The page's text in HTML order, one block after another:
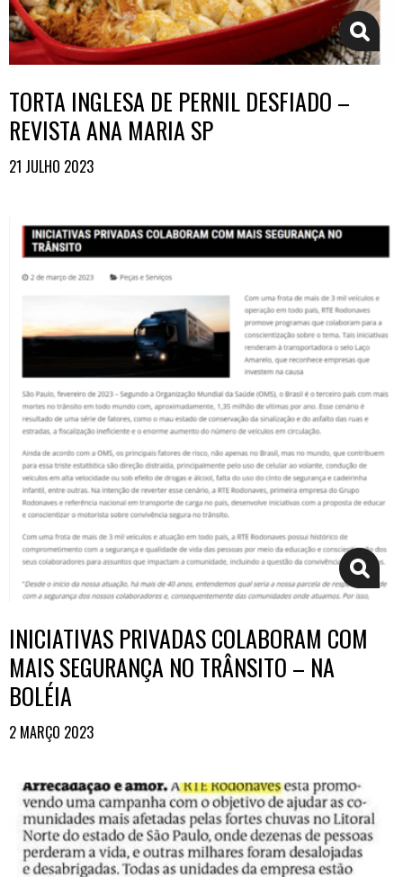
TORTA INGLESA DE PERNIL DESFIADO –
REVISTA ANA MARIA SP
21 JULHO 2023
INICIATIVAS PRIVADAS COLABORAM COM
MAIS SEGURANÇA NO TRÂNSITO – NA
BOLÉIA
2 MARÇO 2023